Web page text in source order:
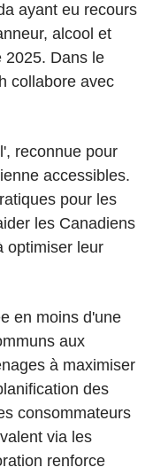
ayant eu recours
alcool et
2025. Dans le
collabore avec
reconnue pour
accessibles.
pour les
les Canadiens
optimiser leur
en moins d'une
aux
à maximiser
des
consommateurs
via les
renforce